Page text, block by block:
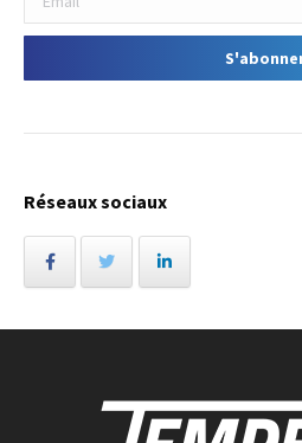
Réseaux sociaux